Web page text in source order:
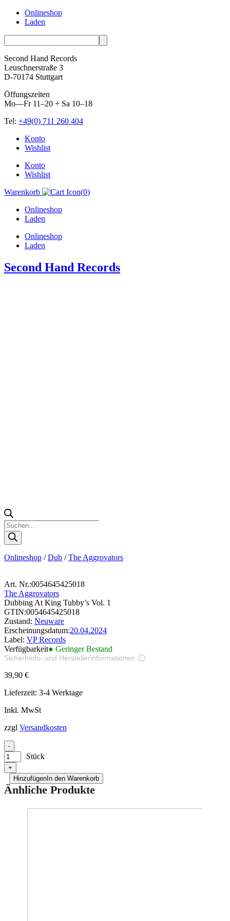
Onlineshop
Laden
Second Hand Records
Leuschnerstraße 3
D-70174 Stuttgart
Öffungszeiten
Mo—Fr 11–20 + Sa 10–18
Tel: +49(0) 711 260 404
Skip
Konto
Wishlist
Konto
Wishlist
Warenkorb
(0)
Onlineshop
Laden
Onlineshop
Laden
Second Hand Records
Products
search
Onlineshop /Dub /The Aggrovators
Art. Nr.:0054645425018
The Aggrovators
Dubbing At King Tubby’s Vol. 1
GTIN:0054645425018
Zustand: Neuware
Erscheinungsdatum:20.04.2024
Label: VP Records
Verfügbarkeit● Geringer Bestand
Sicherheits- und Herstellerinformationen
39,90 €
Lieferzeit: 3-4 Werktage
Inkl. MwSt
zzgl Versandkosten
-
Stück
+
HinzufügenIn den Warenkorb
Änhliche Produkte